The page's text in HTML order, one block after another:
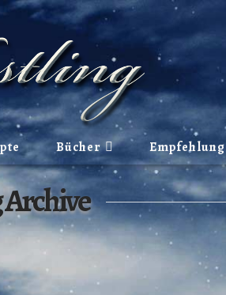
Bücher Empfehlung